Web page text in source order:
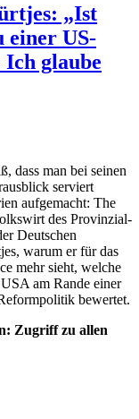
„Ist
einer US-
glaube
dass man bei seinen
serviert
aufgemacht: The
des Provinzial-
Deutschen
warum er für das
mehr sieht, welche
am Rande einer
bewertet.
Zugriff zu allen